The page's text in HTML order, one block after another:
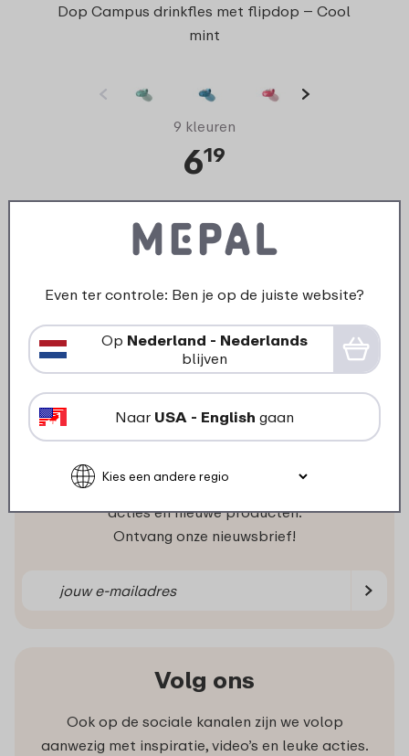
Dop Campus drinkfles met flipdop – Cool
mint
9 kleuren
619
Bekijk Bestel
Wat klanten zeggen
Klanten waarderen ons gemiddeld
met een waardering:
Niets missen?
Als eerste op de hoogte van
acties en nieuwe producten.
Ontvang onze nieuwsbrief!
Volg ons
Ook op de sociale kanalen zijn we volop
aanwezig met inspiratie, video’s en leuke acties.
Even ter controle: Ben je op de juiste website?
Op Nederland - Nederlands
blijven
Naar USA - English gaan